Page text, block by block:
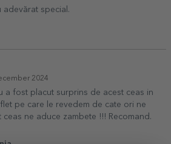
adevărat special.
2024
a fost placut surprins de acest ceas in
pe care le revedem de cate ori ne
ceas ne aduce zambete !!! Recomand.